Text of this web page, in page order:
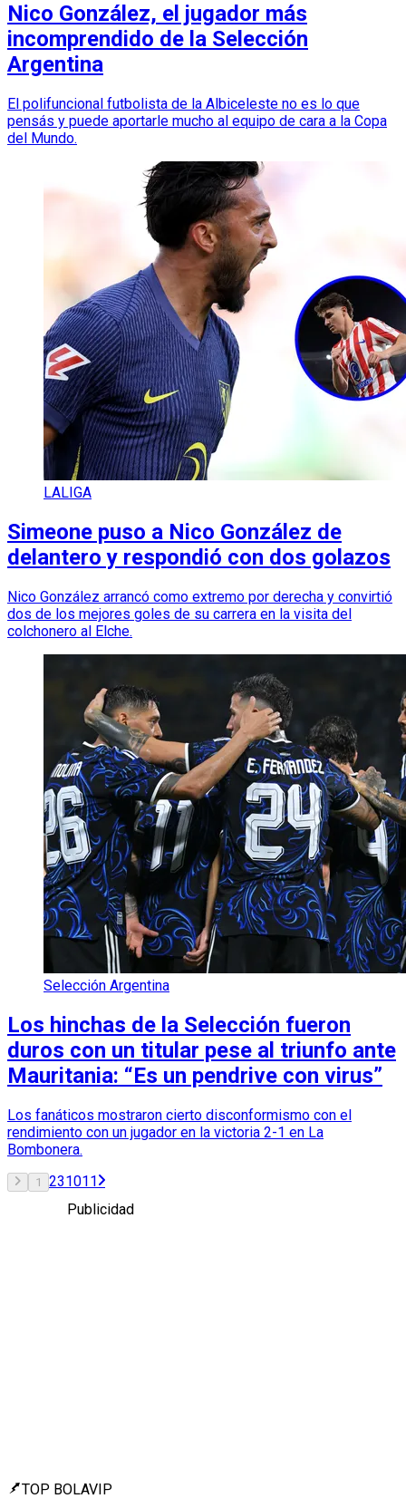
Nico González, el jugador más
incomprendido de la Selección
Argentina
El polifuncional futbolista de la Albiceleste no es lo que
pensás y puede aportarle mucho al equipo de cara a la Copa
del Mundo.
LALIGA
Simeone puso a Nico González de
delantero y respondió con dos golazos
Nico González arrancó como extremo por derecha y convirtió
dos de los mejores goles de su carrera en la visita del
colchonero al Elche.
Selección Argentina
Los hinchas de la Selección fueron
duros con un titular pese al triunfo ante
Mauritania: “Es un pendrive con virus”
Los fanáticos mostraron cierto disconformismo con el
rendimiento con un jugador en la victoria 2-1 en La
Bombonera.
1 231011
Publicidad
TOP BOLAVIP